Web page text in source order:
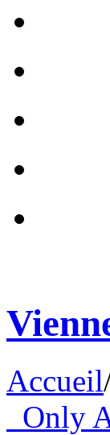
Accueil
Only